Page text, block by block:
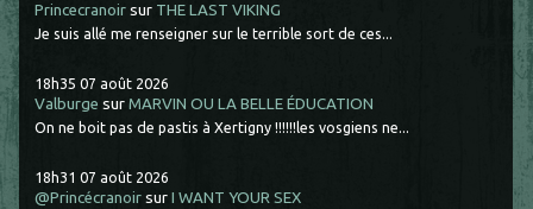
Princecranoir sur THE LAST VIKING
Je suis allé me renseigner sur le terrible sort de ces...
18h35 07 août 2026
Valburge surMARVIN OU LA BELLE ÉDUCATION
On ne boit pas de pastis à Xertigny !!!!!!les vosgiens ne...
18h31 07 août 2026
@Princécranoir surI WANT YOUR SEX